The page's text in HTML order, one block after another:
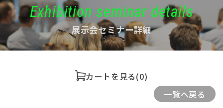
Exhibition seminar details
展示会セミナー詳細
カートを見る(0)
一覧へ戻る